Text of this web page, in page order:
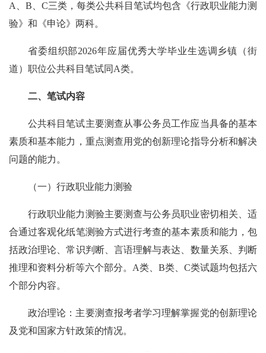
A、B、C三类，每类公共科目笔试均包含《行政职业能力测
验》和《申论》两科。
省委组织部2026年应届优秀大学毕业生选调乡镇（街
道）职位公共科目笔试同A类。
二、笔试内容
公共科目笔试主要测查从事公务员工作应当具备的基本
素质和基本能力，重点测查用党的创新理论指导分析和解决
问题的能力。
（一）行政职业能力测验
行政职业能力测验主要测查与公务员职业密切相关、适
合通过客观化纸笔测验方式进行考查的基本素质和能力，包
括政治理论、常识判断、言语理解与表达、数量关系、判断
推理和资料分析等六个部分。A类、B类、C类试题均包括六
个部分内容。
政治理论：主要测查报考者学习理解掌握党的创新理论
及党和国家方针政策的情况。